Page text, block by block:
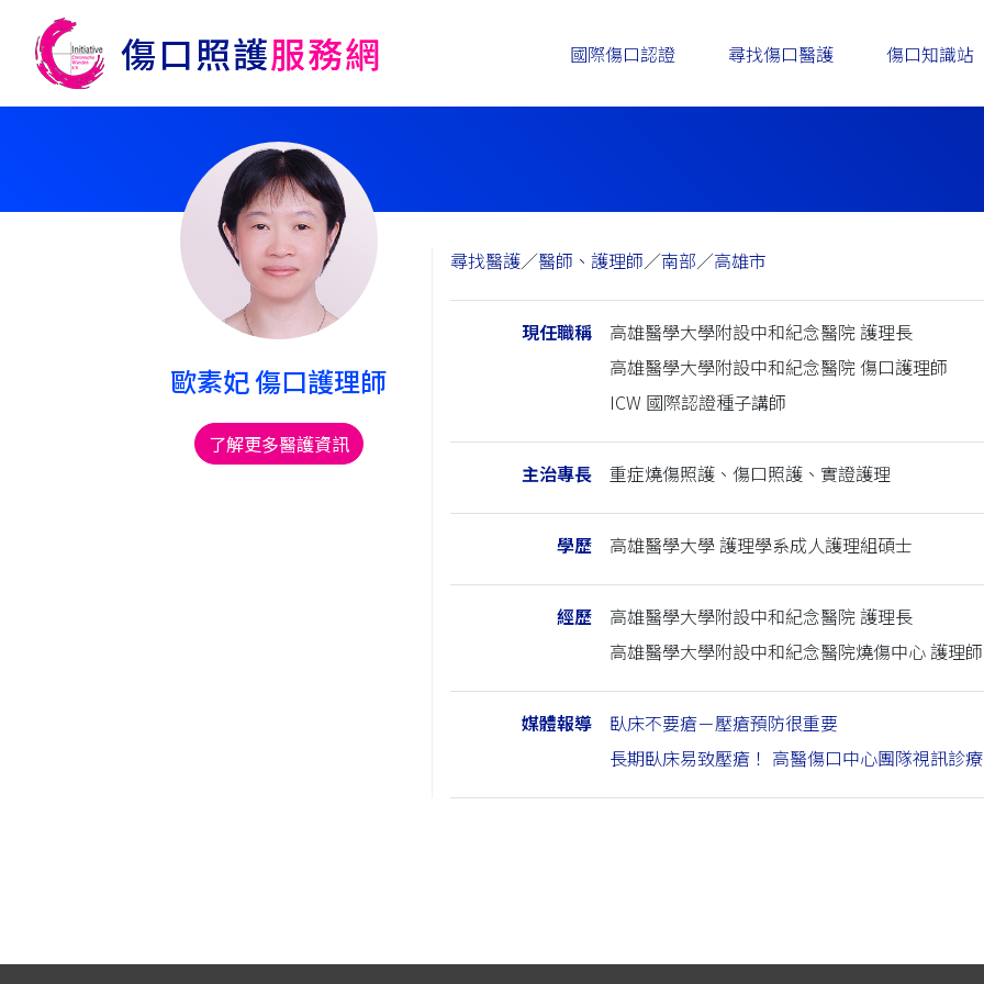
國際傷口認證 尋找傷口醫護 傷口知識站
歐素妃 傷口護理師
了解更多醫護資訊
尋找醫護／醫師、護理師／南部／高雄市
現任職稱
高雄醫學大學附設中和紀念醫院 護理長
高雄醫學大學附設中和紀念醫院 傷口護理師
ICW 國際認證種子講師
主治專長 重症燒傷照護、傷口照護、實證護理
學歷 高雄醫學大學 護理學系成人護理組碩士
經歷
高雄醫學大學附設中和紀念醫院 護理長
高雄醫學大學附設中和紀念醫院燒傷中心 護理師
媒體報導
臥床不要瘡－壓瘡預防很重要
長期臥床易致壓瘡！ 高醫傷口中心團隊視訊診